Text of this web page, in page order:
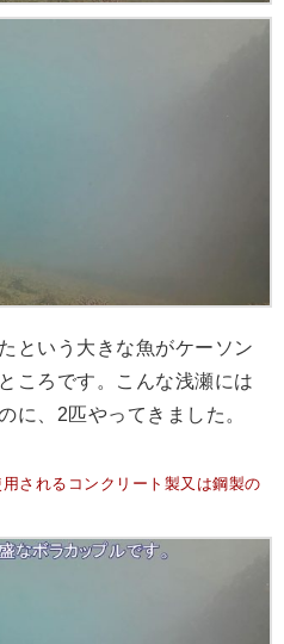
という大きな魚がケーソン
ころです。こんな浅瀬には
に、2匹やってきました。
されるコンクリート製又は鋼製の